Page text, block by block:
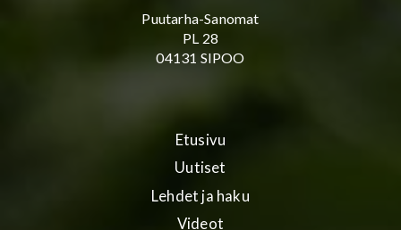
Puutarha-Sanomat
PL 28
04131 SIPOO
Etusivu
Uutiset
Lehdet ja haku
Videot